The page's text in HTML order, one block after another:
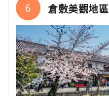
6 倉敷美觀地區